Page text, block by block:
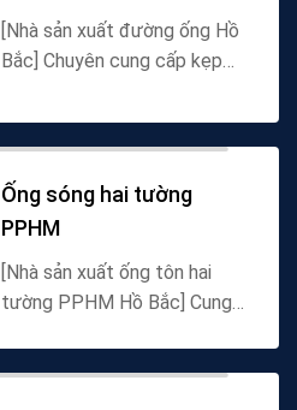
[Nhà sản xuất đường ống Hồ
Bắc] Chuyên cung cấp kẹp
phụ kiện đường ống, nhà cung
cấp ống thép mạ kẽm chất
lượng cao của Trung Qu...
Ống sóng hai tường
PPHM
[Nhà sản xuất ống tôn hai
tường PPHM Hồ Bắc] Cung